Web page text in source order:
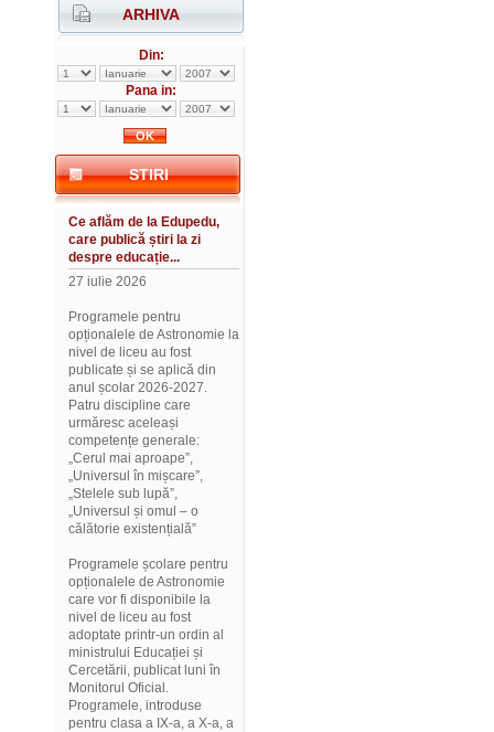
ARHIVA
Din:
Pana in:
STIRI
Ce aflăm de la Edupedu,
care publică știri la zi
despre educație...
27 iulie 2026
Programele pentru
opționalele de Astronomie la
nivel de liceu au fost
publicate și se aplică din
anul școlar 2026-2027.
Patru discipline care
urmăresc aceleași
competențe generale:
„Cerul mai aproape”,
„Universul în mișcare”,
„Stelele sub lupă”,
„Universul și omul – o
călătorie existențială”
Programele școlare pentru
opționalele de Astronomie
care vor fi disponibile la
nivel de liceu au fost
adoptate printr-un ordin al
ministrului Educației și
Cercetării, publicat luni în
Monitorul Oficial.
Programele, introduse
pentru clasa a IX-a, a X-a, a